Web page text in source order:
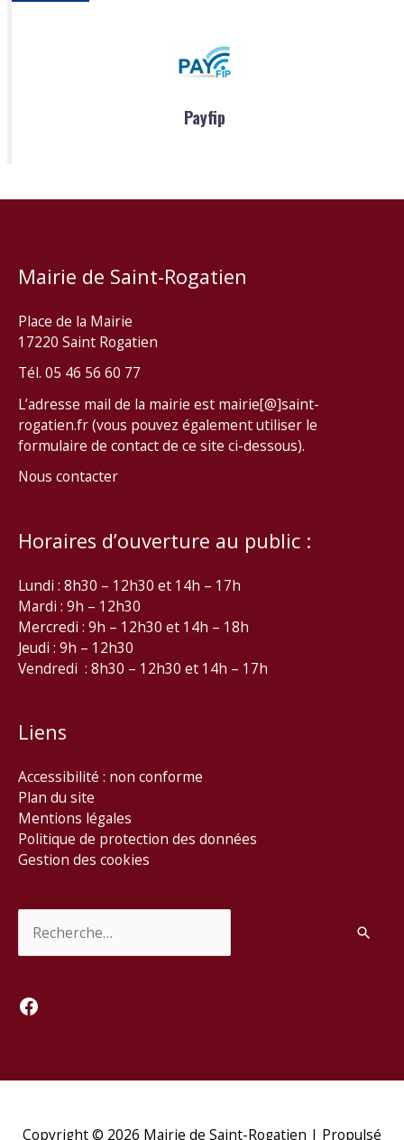
Payfip
Mairie de Saint-Rogatien
Place de la Mairie
17220 Saint Rogatien
Tél. 05 46 56 60 77
L’adresse mail de la mairie est mairie[@]saint-
rogatien.fr (vous pouvez également utiliser le
formulaire de contact de ce site ci-dessous).
Nous contacter
Horaires d’ouverture au public :
Lundi : 8h30 – 12h30 et 14h – 17h
Mardi : 9h – 12h30
Mercredi : 9h – 12h30 et 14h – 18h
Jeudi : 9h – 12h30
Vendredi : 8h30 – 12h30 et 14h – 17h
Liens
Accessibilité : non conforme
Plan du site
Mentions légales
Politique de protection des données
Gestion des cookies
Facebook
Copyright © 2026 Mairie de Saint-Rogatien | Propulsé